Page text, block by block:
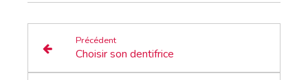
Précédent
Choisir son dentifrice